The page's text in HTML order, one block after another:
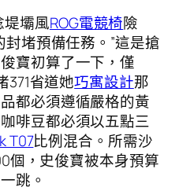
堤壩風ROG電競椅險
封堵預備任務。”這是搶
寶初算了一下，僅
371省道她巧寓設計那
都必須遵循嚴格的黃
啡豆都必須以五點三
T07比例混合。所需沙
個，史俊寶被本身預算
跳。